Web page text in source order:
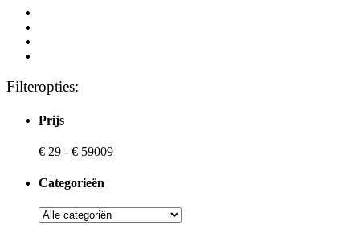
Filteropties:
Prijs
€ 29 - € 59009
Categorieën